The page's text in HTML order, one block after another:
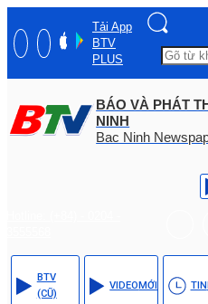
Tải App
BTV
PLUS
BÁO VÀ PHÁT
NINH
Bac Ninh
BTV
(CŨ)
VIDEOMỚI TIN